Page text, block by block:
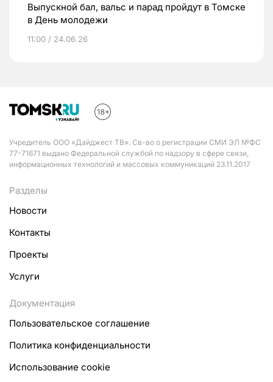
Выпускной бал, вальс и парад пройдут в Томске
в День молодежи
11:00 / 24.06.26
Учредитель ООО «Дайджест ТВ». Св-во о регистрации СМИ ЭЛ №ФС
77-71671 выдано Федеральной службой по надзору в сфере связи,
информационных технологий и массовых коммуникаций 23.11.2017
Разделы
Новости
Контакты
Проекты
Услуги
Документация
Пользовательское соглашение
Политика конфиденциальности
Использование cookie